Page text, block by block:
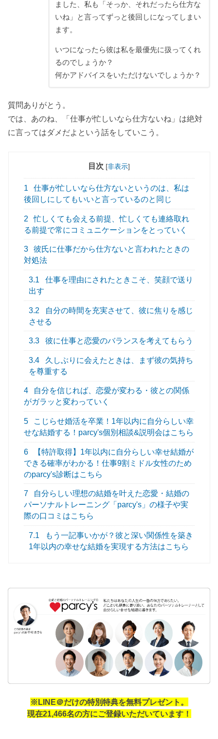
ました、私も「そっか、それだったら仕方な
いね」と言ってずっと後回しになってしまい
ます。
いつになったら彼は私を最優先に扱ってくれ
るのでしょうか？
何かアドバイスをいただけないでしょうか？
質問ありがとう。
では、あのね、「仕事が忙しいなら仕方ないね」は絶対
に言ってはダメだよという話をしていこう。
目次 [非表示]
1
仕事が忙しいなら仕方ないというのは、私は
後回しにしてもいいと言っているのと同じ
2
忙しくても会える前提、忙しくても連絡取れ
る前提で常にコミュニケーションをとっていく
3
彼氏に仕事だから仕方ないと言われたときの
対処法
3.1
仕事を理由にされたときこそ、笑顔で送り
出す
3.2
自分の時間を充実させて、彼に焦りを感じ
させる
3.3 彼に仕事と恋愛のバランスを考えてもらう
3.4
久しぶりに会えたときは、まず彼の気持ち
を尊重する
4
自分を信じれば、恋愛が変わる・彼との関係
がガラッと変わっていく
5
こじらせ婚活を卒業！1年以内に自分らしい幸
せな結婚する！parcy's個別相談&説明会はこちら
6
【特許取得】1年以内に自分らしい幸せ結婚が
できる確率がわかる！仕事9割ミドル女性のため
のparcy's診断はこちら
7
自分らしい理想の結婚を叶えた恋愛・結婚の
パーソナルトレーニング「parcy's」の様子や実
際の口コミはこちら
7.1
もう一記事いかが？彼と深い関係性を築き
1年以内の幸せな結婚を実現する方法はこちら
※LINE＠だけの特別特典を無料プレゼント。
現在21,466名の方にご登録いただいています！